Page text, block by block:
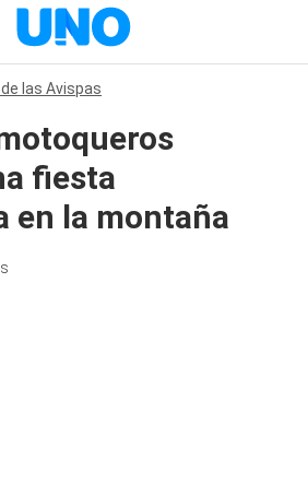
las Avispas
fiesta
en la montaña